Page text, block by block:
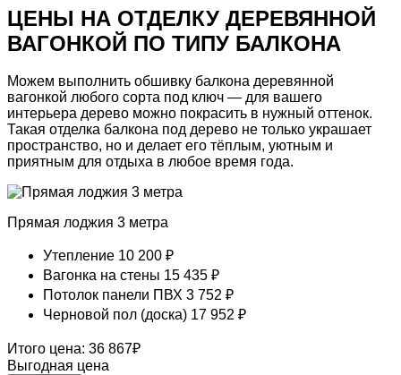
ЦЕНЫ НА ОТДЕЛКУ ДЕРЕВЯННОЙ
ВАГОНКОЙ ПО ТИПУ БАЛКОНА
Можем выполнить обшивку балкона деревянной
вагонкой любого сорта под ключ — для вашего
интерьера дерево можно покрасить в нужный оттенок.
Такая отделка балкона под дерево не только украшает
пространство, но и делает его тёплым, уютным и
приятным для отдыха в любое время года.
Прямая лоджия 3 метра
Утепление 10 200 ₽
Вагонка на стены 15 435 ₽
Потолок панели ПВХ 3 752 ₽
Черновой пол (доска) 17 952 ₽
Итого цена: 36 867₽
Выгодная цена